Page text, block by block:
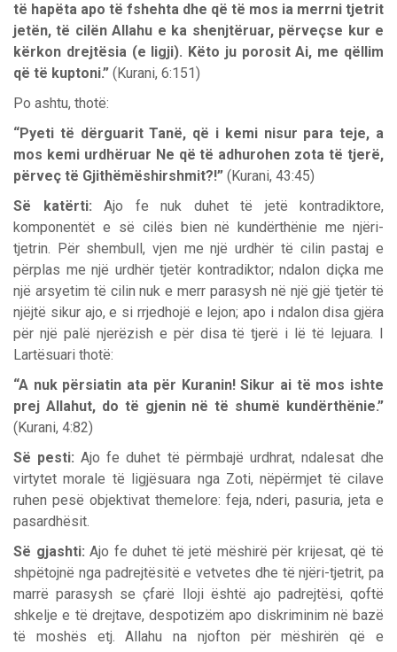
të hapëta apo të fshehta dhe që të mos ia merrni tjetrit
jetën, të cilën Allahu e ka shenjtëruar, përveçse kur e
kërkon drejtësia (e ligji). Këto ju porosit Ai, me qëllim
që të kuptoni.” (Kurani, 6:151)
Po ashtu, thotë:
“Pyeti të dërguarit Tanë, që i kemi nisur para teje, a
mos kemi urdhëruar Ne që të adhurohen zota të tjerë,
përveç të Gjithëmëshirshmit?!” (Kurani, 43:45)
Së katërti: Ajo fe nuk duhet të jetë kontradiktore,
komponentët e së cilës bien në kundërthënie me njëri-
tjetrin. Për shembull, vjen me një urdhër të cilin pastaj e
përplas me një urdhër tjetër kontradiktor; ndalon diçka me
një arsyetim të cilin nuk e merr parasysh në një gjë tjetër të
njëjtë sikur ajo, e si rrjedhojë e lejon; apo i ndalon disa gjëra
për një palë njerëzish e për disa të tjerë i lë të lejuara. I
Lartësuari thotë:
“A nuk përsiatin ata për Kuranin! Sikur ai të mos ishte
prej Allahut, do të gjenin në të shumë kundërthënie.”
(Kurani, 4:82)
Së pesti:Ajo fe duhet të përmbajë urdhrat, ndalesat dhe
virtytet morale të ligjësuara nga Zoti, nëpërmjet të cilave
ruhen pesë objektivat themelore: feja, nderi, pasuria, jeta e
pasardhësit.
Së gjashti:Ajo fe duhet të jetë mëshirë për krijesat, që të
shpëtojnë nga padrejtësitë e vetvetes dhe të njëri-tjetrit, pa
marrë parasysh se çfarë lloji është ajo padrejtësi, qoftë
shkelje e të drejtave, despotizëm apo diskriminim në bazë
të moshës etj. Allahu na njofton për mëshirën që e